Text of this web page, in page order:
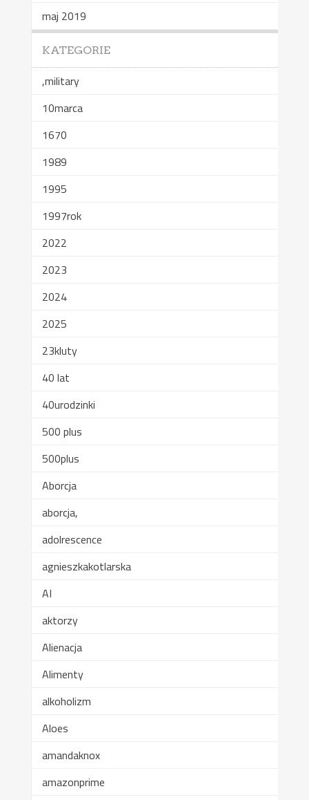
maj 2019
KATEGORIE
,military
10marca
1670
1989
1995
1997rok
2022
2023
2024
2025
23kluty
40 lat
40urodzinki
500 plus
500plus
Aborcja
aborcja,
adolrescence
agnieszkakotlarska
AI
aktorzy
Alienacja
Alimenty
alkoholizm
Aloes
amandaknox
amazonprime